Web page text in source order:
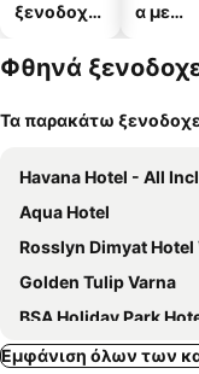
ξενοδοχεί
α με
Φθηνά
Τα παρακάτω
Havana Hotel - All
Aqua Hotel
Rosslyn Dimyat Hotel
Golden Tulip Varna
BSA Holiday Park Hotel - All
Villa Mari Guest
Εμφάνιση όλων των